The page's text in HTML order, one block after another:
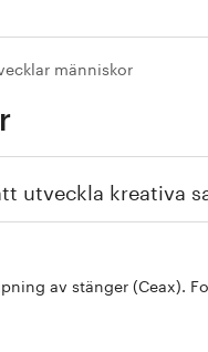
människor
utveckla kreativa
av stänger (Ceax).